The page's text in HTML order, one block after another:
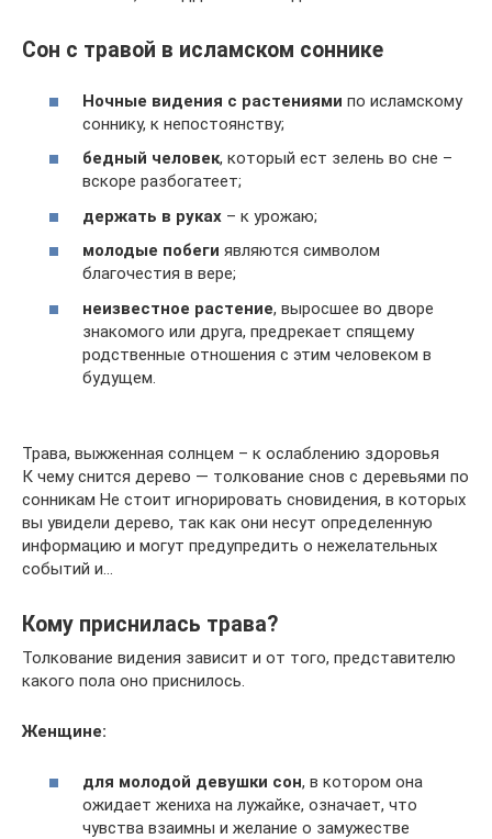
Сон с травой в исламском соннике
Ночные видения с растениями по исламскому
соннику, к непостоянству;
бедный человек, который ест зелень во сне –
вскоре разбогатеет;
держать в руках – к урожаю;
молодые побеги являются символом
благочестия в вере;
неизвестное растение, выросшее во дворе
знакомого или друга, предрекает спящему
родственные отношения с этим человеком в
будущем.
Трава, выжженная солнцем – к ослаблению здоровья
К чему снится дерево — толкование снов с деревьями по
сонникам Не стоит игнорировать сновидения, в которых
вы увидели дерево, так как они несут определенную
информацию и могут предупредить о нежелательных
событий и…
Кому приснилась трава?
Толкование видения зависит и от того, представителю
какого пола оно приснилось.
Женщине:
для молодой девушки сон, в котором она
ожидает жениха на лужайке, означает, что
чувства взаимны и желание о замужестве